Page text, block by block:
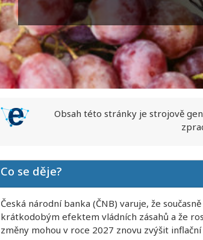
Obsah této stránky je strojově
Co se děje?
Česká národní banka (ČNB) varuje, že
krátkodobým efektem vládních zásahů a že
změny mohou v roce 2027 znovu zvýšit